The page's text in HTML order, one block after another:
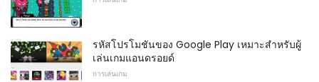
รหัสโปรโมชันของ Google Play เหมาะสำหรับผู้
เล่นเกมแอนดรอยด์
การเล่นเกม